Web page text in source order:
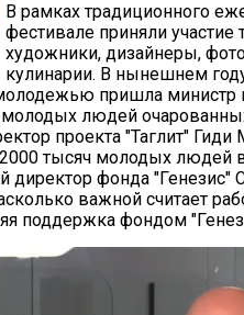
В рамках традиционного
фестивале приняли
художники, дизайнеры,
кулинарии. В нынешнем
молодежью пришла
молодых людей
проекта "Таглит"
тысяч молодых людей в
директор фонда "Генезис"
важной считает
поддержка фондом